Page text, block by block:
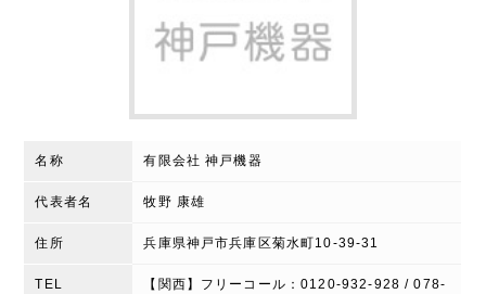
名称 有限会社 神戸機器
代表者名 牧野 康雄
住所 兵庫県神戸市兵庫区菊水町10-39-31
TEL
【関西】フリーコール：0120-932-928 / 078-